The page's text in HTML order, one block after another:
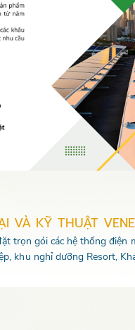
VÀ KỸ THUẬT
trọn gói các hệ thống điện
khu nghỉ dưỡng Resort,